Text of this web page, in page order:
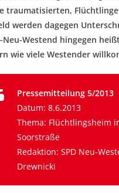
traumatisierten,
werden dagegen
Neu-Westend hingegen
wie viele Westender
Pressemitteilung 5/2013
Datum: 8.6.2013
Thema: Flüchtlingsheim
Soorstraße
Redaktion: SPD Neu-
Drewnicki